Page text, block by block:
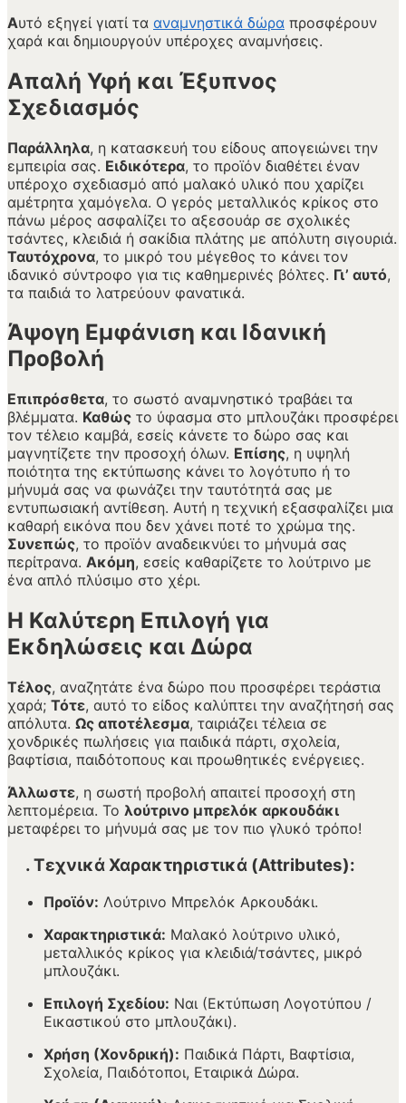
Αυτό εξηγεί γιατί τα αναμνηστικά δώρα προσφέρουν
χαρά και δημιουργούν υπέροχες αναμνήσεις.
Απαλή Υφή και Έξυπνος
Σχεδιασμός
Παράλληλα, η κατασκευή του είδους απογειώνει την
εμπειρία σας. Ειδικότερα, το προϊόν διαθέτει έναν
υπέροχο σχεδιασμό από μαλακό υλικό που χαρίζει
αμέτρητα χαμόγελα. Ο γερός μεταλλικός κρίκος στο
πάνω μέρος ασφαλίζει το αξεσουάρ σε σχολικές
τσάντες, κλειδιά ή σακίδια πλάτης με απόλυτη σιγουριά.
Ταυτόχρονα, το μικρό του μέγεθος το κάνει τον
ιδανικό σύντροφο για τις καθημερινές βόλτες. Γι’ αυτό,
τα παιδιά το λατρεύουν φανατικά.
Άψογη Εμφάνιση και Ιδανική
Προβολή
Επιπρόσθετα, το σωστό αναμνηστικό τραβάει τα
βλέμματα. Καθώς το ύφασμα στο μπλουζάκι προσφέρει
τον τέλειο καμβά, εσείς κάνετε το δώρο σας και
μαγνητίζετε την προσοχή όλων. Επίσης, η υψηλή
ποιότητα της εκτύπωσης κάνει το λογότυπο ή το
μήνυμά σας να φωνάζει την ταυτότητά σας με
εντυπωσιακή αντίθεση. Αυτή η τεχνική εξασφαλίζει μια
καθαρή εικόνα που δεν χάνει ποτέ το χρώμα της.
Συνεπώς, το προϊόν αναδεικνύει το μήνυμά σας
περίτρανα. Ακόμη, εσείς καθαρίζετε το λούτρινο με
ένα απλό πλύσιμο στο χέρι.
Η Καλύτερη Επιλογή για
Εκδηλώσεις και Δώρα
Τέλος, αναζητάτε ένα δώρο που προσφέρει τεράστια
χαρά; Τότε, αυτό το είδος καλύπτει την αναζήτησή σας
απόλυτα. Ως αποτέλεσμα, ταιριάζει τέλεια σε
χονδρικές πωλήσεις για παιδικά πάρτι, σχολεία,
βαφτίσια, παιδότοπους και προωθητικές ενέργειες.
Άλλωστε, η σωστή προβολή απαιτεί προσοχή στη
λεπτομέρεια. Το λούτρινο μπρελόκ αρκουδάκι
μεταφέρει το μήνυμά σας με τον πιο γλυκό τρόπο!
. Τεχνικά Χαρακτηριστικά (Attributes):
Προϊόν: Λούτρινο Μπρελόκ Αρκουδάκι.
Χαρακτηριστικά: Μαλακό λούτρινο υλικό,
μεταλλικός κρίκος για κλειδιά/τσάντες, μικρό
μπλουζάκι.
Επιλογή Σχεδίου: Ναι (Εκτύπωση Λογοτύπου /
Εικαστικού στο μπλουζάκι).
Χρήση (Χονδρική): Παιδικά Πάρτι, Βαφτίσια,
Σχολεία, Παιδότοποι, Εταιρικά Δώρα.